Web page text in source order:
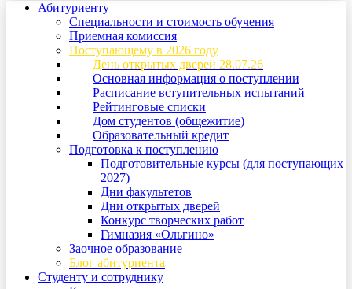
Абитуриенту
Специальности и стоимость обучения
Приемная комиссия
Поступающему в 2026 году
День открытых дверей 28.07.26
Основная информация о поступлении
Расписание вступительных испытаний
Рейтинговые списки
Дом студентов (общежитие)
Образовательный кредит
Подготовка к поступлению
Подготовительные курсы (для поступающих
2027)
Дни факультетов
Дни открытых дверей
Конкурс творческих работ
Гимназия «Ольгино»
Заочное образование
Блог абитуриента
Студенту и сотруднику